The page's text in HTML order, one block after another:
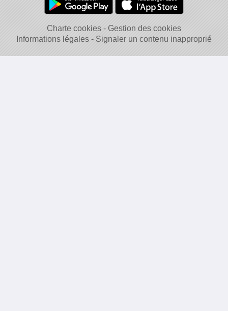
Charte cookies
Gestion des cookies
Informations légales
Signaler un contenu inapproprié